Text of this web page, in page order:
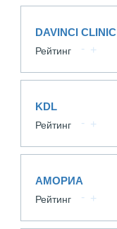
DAVINCI CLINIC
Рейтинг
KDL
Рейтинг
АМОРИА
Рейтинг